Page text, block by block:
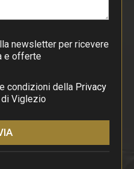
newsletter per ricevere
e offerte
condizioni della Privacy
Viglezio